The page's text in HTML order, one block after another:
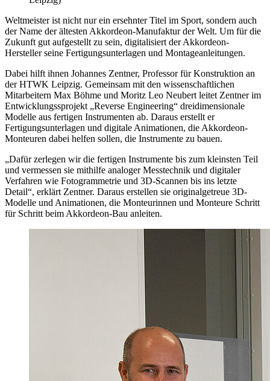
Weltmeister ist nicht nur ein ersehnter Titel im Sport, sondern auch
der Name der ältesten Akkordeon-Manufaktur der Welt. Um für die
Zukunft gut aufgestellt zu sein, digitalisiert der Akkordeon-
Hersteller seine Fertigungsunterlagen und Montageanleitungen.
Dabei hilft ihnen Johannes Zentner, Professor für Konstruktion an
der HTWK Leipzig. Gemeinsam mit den wissenschaftlichen
Mitarbeitern Max Böhme und Moritz Leo Neubert leitet Zentner im
Entwicklungssprojekt „Reverse Engineering“ dreidimensionale
Modelle aus fertigen Instrumenten ab. Daraus erstellt er
Fertigungsunterlagen und digitale Animationen, die Akkordeon-
Monteuren dabei helfen sollen, die Instrumente zu bauen.
„Dafür zerlegen wir die fertigen Instrumente bis zum kleinsten Teil
und vermessen sie mithilfe analoger Messtechnik und digitaler
Verfahren wie Fotogrammetrie und 3D-Scannen bis ins letzte
Detail“, erklärt Zentner. Daraus erstellen sie originalgetreue 3D-
Modelle und Animationen, die Monteurinnen und Monteure Schritt
für Schritt beim Akkordeon-Bau anleiten.